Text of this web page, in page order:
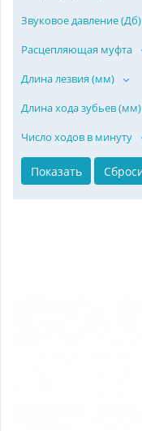
Звуковое давление (Дб)
Расцепляющая муфта
Длина лезвия (мм)
Длина хода зубьев (мм)
Число ходов в минуту